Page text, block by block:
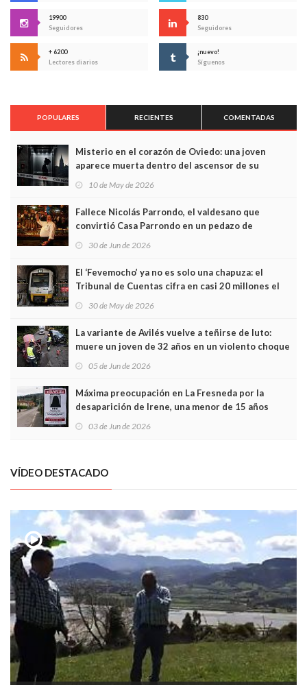
19900
Seguidores
830
Seguidores
+ 6200
Lectores diarios
¡nuevo!
Síguenos
POPULARES RECIENTES COMENTADAS
Misterio en el corazón de Oviedo: una joven
aparece muerta dentro del ascensor de su
edificio y las cámaras captan sus últimos minutos
10 de May de 2026
Fallece Nicolás Parrondo, el valdesano que
convirtió Casa Parrondo en un pedazo de
Asturias en Madrid
30 de Jun de 2026
El ‘Fevemocho’ ya no es solo una chapuza: el
Tribunal de Cuentas cifra en casi 20 millones el
sobrecoste de los trenes que no cabían por los
30 de May de 2026
La variante de Avilés vuelve a teñirse de luto:
muere un joven de 32 años en un violento choque
frontal
05 de Jun de 2026
Máxima preocupación en La Fresneda por la
desaparición de Irene, una menor de 15 años
03 de Jun de 2026
VÍDEO DESTACADO